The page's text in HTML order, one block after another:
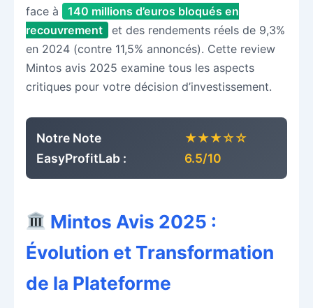
face à
140 millions d’euros bloqués en
recouvrement
et des rendements réels de 9,3%
en 2024 (contre 11,5% annoncés). Cette review
Mintos avis 2025 examine tous les aspects
critiques pour votre décision d’investissement.
Notre Note
EasyProfitLab :
★★★☆☆
6.5/10
Mintos Avis 2025 :
Évolution et Transformation
de la Plateforme